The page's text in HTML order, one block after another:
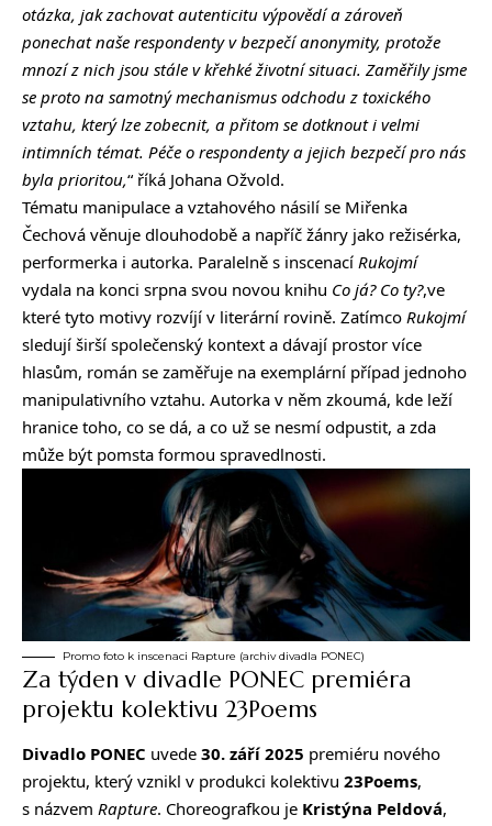
otázka, jak zachovat autenticitu výpovědí a zároveň
ponechat naše respondenty v bezpečí anonymity, protože
mnozí z nich jsou stále v křehké životní situaci. Zaměřily jsme
se proto na samotný mechanismus odchodu z toxického
vztahu, který lze zobecnit, a přitom se dotknout i velmi
intimních témat. Péče o respondenty a jejich bezpečí pro nás
byla prioritou,“ říká Johana Ožvold.
Tématu manipulace a vztahového násilí se Miřenka
Čechová věnuje dlouhodobě a napříč žánry jako režisérka,
performerka i autorka. Paralelně s inscenací Rukojmí
vydala na konci srpna svou novou knihu Co já? Co ty?,ve
které tyto motivy rozvíjí v literární rovině. Zatímco Rukojmí
sledují širší společenský kontext a dávají prostor více
hlasům, román se zaměřuje na exemplární případ jednoho
manipulativního vztahu. Autorka v něm zkoumá, kde leží
hranice toho, co se dá, a co už se nesmí odpustit, a zda
může být pomsta formou spravedlnosti.
Promo foto k inscenaci Rapture (archiv divadla PONEC)
Za týden v divadle PONEC premiéra
projektu kolektivu 23Poems
Divadlo PONEC uvede 30. září 2025 premiéru nového
projektu, který vznikl v produkci kolektivu 23Poems,
s názvem Rapture. Choreografkou je Kristýna Peldová,